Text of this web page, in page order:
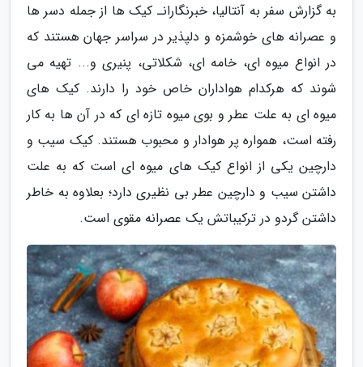
به گزارش سفر به آنتالیا، خبرنگارانـ کیک ها از جمله دسر ها
و عصرانه های خوشمزه و دلپذیر در سراسر جهان هستند که
در انواع میوه ای، خامه ای، شکلاتی، پنیری و... تهیه می
شوند که هرکدام هواداران خاص خود را دارند. کیک های
میوه ای به علت عطر و بوی میوه تازه ای که در آن ها به کار
رفته است، همواره پر هوادار و محبوب هستند. کیک سیب و
دارچین یکی از انواع کیک های میوه ای است که به علت
داشتن سیب و دارچین عطر بی نظیری دارد؛ بعلاوه به خاطر
داشتن گردو در ترکیباتش یک عصرانه مقوی است.